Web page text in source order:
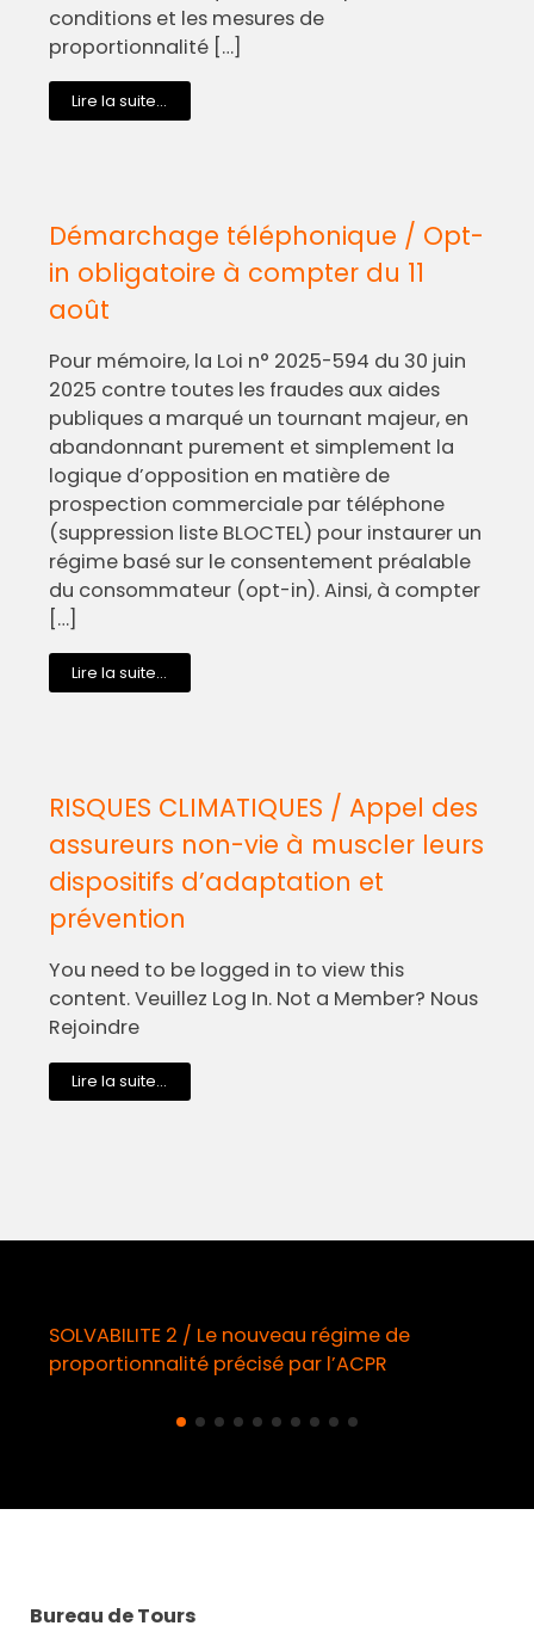
conditions et les mesures de
proportionnalité […]
Lire la suite...
Démarchage téléphonique / Opt-
in obligatoire à compter du 11
août
Pour mémoire, la Loi n° 2025-594 du 30 juin
2025 contre toutes les fraudes aux aides
publiques a marqué un tournant majeur, en
abandonnant purement et simplement la
logique d’opposition en matière de
prospection commerciale par téléphone
(suppression liste BLOCTEL) pour instaurer un
régime basé sur le consentement préalable
du consommateur (opt-in). Ainsi, à compter
[…]
Lire la suite...
RISQUES CLIMATIQUES / Appel des
assureurs non-vie à muscler leurs
dispositifs d’adaptation et
prévention
You need to be logged in to view this
content. Veuillez Log In. Not a Member? Nous
Rejoindre
Lire la suite...
SOLVABILITE 2 / Le nouveau régime de
proportionnalité précisé par l’ACPR
Bureau de Tours